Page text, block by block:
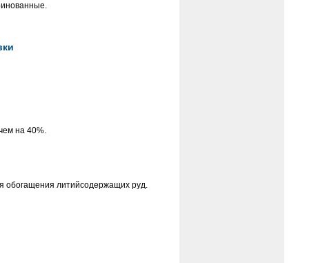
на 40%.
обогащения литийсодержащих руд.